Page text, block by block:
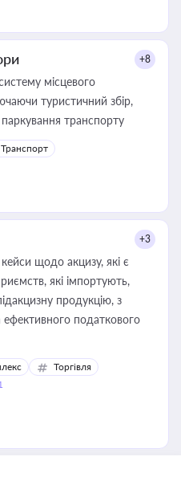
+8
місцевого
туристичний збір,
плату за земельні ділянки, за паркування транспорту
Транспорт
+3
щодо акцизу, які є
які імпортують,
продукцію, з
податкового
Торгівля